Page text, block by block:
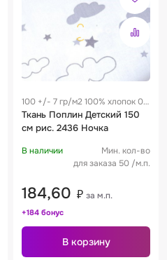
100 +/- 7 гр/м2 100% хлопок 0.3
м
Ткань Поплин Детский 150
см рис. 2436 Ночка
В наличии
Мин. кол-во
для заказа 50 /м.п.
184,60 ₽ за м.п.
+184 бонус
В корзину